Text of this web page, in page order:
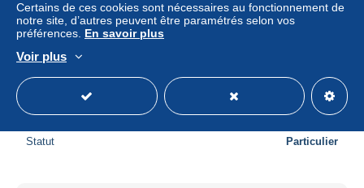
ROMA - PONTE E CASTEL S.ANGELO , NVG
± 5,78 $US
Statut Particulier
Certains de ces cookies sont nécessaires au fonctionnement de
notre site, d’autres peuvent être paramétrés selon vos
préférences. En savoir plus
Voir plus